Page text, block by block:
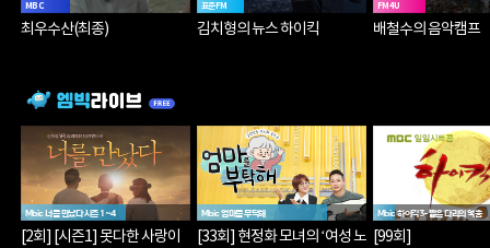
MBC
최우수산(최종)
표준FM
김치형의 뉴스 하이킥
FM4U
배철수의 음악캠프
Mbic 너를 만났다 시즌 1~4
[2회] [시즌1] 못다한 사랑이
Mbic 엄마를 부탁해
[33회] 현정화 모녀의 ‘여성 노
Mbic 하이킥3-짧은 다리의 역습
[99회]